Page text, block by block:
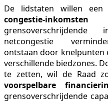
De lidstaten willen een
congestie-
grensoverschrijdende
netcongestie
ontstaan door knelpunten
verschillende biedzones.
te zetten, wil de Raad
voorspelbare
grensoverschrijdende